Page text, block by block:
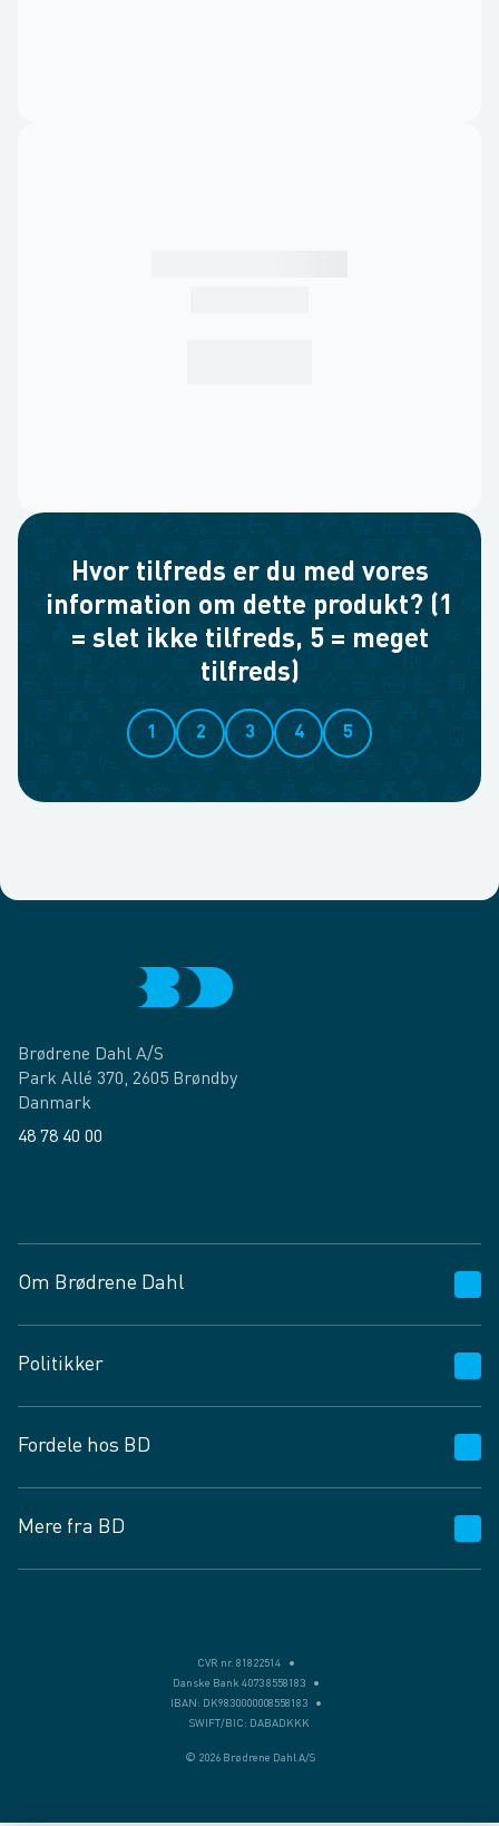
Hvor tilfreds er du med vores
information om dette produkt? (1
= slet ikke tilfreds, 5 = meget
tilfreds)
1 2 3 4 5
Brødrene Dahl A/S
Park Allé 370, 2605 Brøndby
Danmark
48 78 40 00
Om Brødrene Dahl
Vagttelefon 30 10 89 89
Spørgsmål og svar
Job og karriere
Fødevarekontrolrapport
Politikker
Privatlivspolitik
Cookies
Vilkår og betingelser
Fordele hos BD
BD app
BD.dk services
Mere fra BD
CVR nr. 81822514
Danske Bank 4073 8558183
IBAN: DK9830000008558183
SWIFT/BIC: DABADKKK
© 2026 Brødrene Dahl A/S